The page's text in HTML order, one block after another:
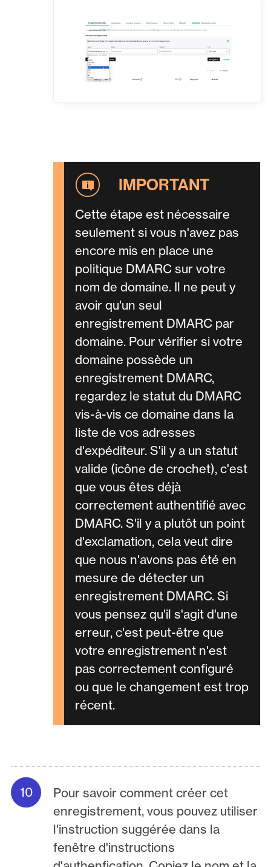
Cette étape est nécessaire
seulement si vous n'avez pas
encore mis en place une
politique DMARC sur votre
nom de domaine. Il ne peut y
avoir qu'un seul
enregistrement DMARC par
domaine. Pour vérifier si votre
domaine possède un
enregistrement DMARC,
regardez le statut du DMARC
vis-à-vis ce domaine dans la
liste de vos adresses
d'expéditeur. S'il y a un statut
valide (icône de crochet), c'est
que vous êtes déjà
correctement authentifié avec
DMARC. S'il y a plutôt un point
d'exclamation, cela veut dire
que nous n'avons pas été en
mesure de détecter un
enregistrement DMARC. Si
vous pensez qu'il s'agit d'une
erreur, c'est peut-être que
votre enregistrement n'est
pas correctement configuré
ou que le changement est trop
récent.
Pour savoir comment créer cet
enregistrement, vous pouvez utiliser
l'instruction suggérée dans la
fenêtre d'instructions